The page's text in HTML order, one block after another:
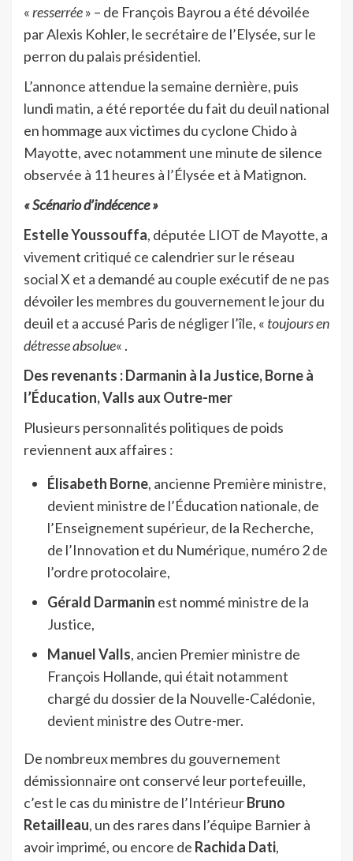
«resserrée» – de François Bayrou a été dévoilée
par Alexis Kohler, le secrétaire de l’Elysée, sur le
perron du palais présidentiel.
L’annonce attendue la semaine dernière, puis
lundi matin, a été reportée du fait du deuil national
en hommage aux victimes du cyclone Chido à
Mayotte, avec notamment une minute de silence
observée à 11 heures à l’Élysée et à Matignon.
« Scénario d’indécence »
Estelle Youssouffa, députée LIOT de Mayotte, a
vivement critiqué ce calendrier sur le réseau
social X et a demandé au couple exécutif de ne pas
dévoiler les membres du gouvernement le jour du
deuil et a accusé Paris de négliger l’île, « toujours en
détresse absolue« .
Des revenants : Darmanin à la Justice, Borne à
l’Éducation, Valls aux Outre-mer
Plusieurs personnalités politiques de poids
reviennent aux affaires :
Élisabeth Borne, ancienne Première ministre,
devient ministre de l’Éducation nationale, de
l’Enseignement supérieur, de la Recherche,
de l’Innovation et du Numérique, numéro 2 de
l’ordre protocolaire,
Gérald Darmanin est nommé ministre de la
Justice,
Manuel Valls, ancien Premier ministre de
François Hollande, qui était notamment
chargé du dossier de la Nouvelle-Calédonie,
devient ministre des Outre-mer.
De nombreux membres du gouvernement
démissionnaire ont conservé leur portefeuille,
c’est le cas du ministre de l’IntérieurBruno
Retailleau, un des rares dans l’équipe Barnier à
avoir imprimé, ou encore de Rachida Dati,